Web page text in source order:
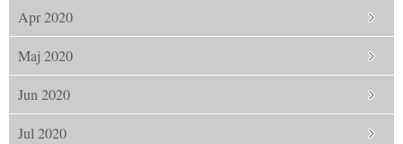
Apr 2020
Maj 2020
Jun 2020
Jul 2020